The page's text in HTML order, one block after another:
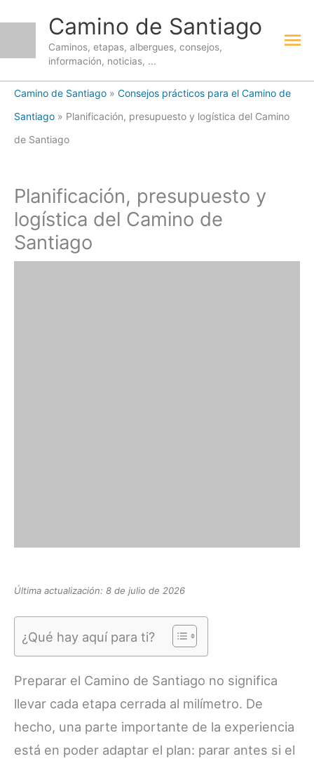
contenido
Camino de Santiago
Caminos, etapas, albergues, consejos,
información, noticias, ...
Camino de Santiago » Consejos prácticos para el Camino de
Santiago » Planificación, presupuesto y logística del Camino
de Santiago
Planificación, presupuesto y
logística del Camino de
Santiago
Última actualización: 8 de julio de 2026
¿Qué hay aquí para ti?
Preparar el Camino de Santiago no significa
llevar cada etapa cerrada al milímetro. De
hecho, una parte importante de la experiencia
está en poder adaptar el plan: parar antes si el